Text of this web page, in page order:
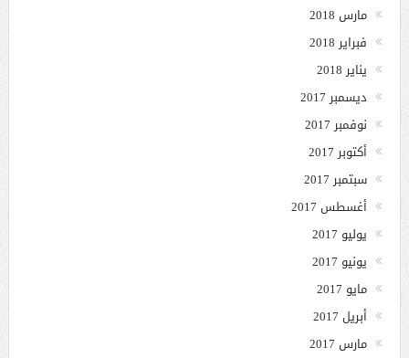
مارس 2018
فبراير 2018
يناير 2018
ديسمبر 2017
نوفمبر 2017
أكتوبر 2017
سبتمبر 2017
أغسطس 2017
يوليو 2017
يونيو 2017
مايو 2017
أبريل 2017
مارس 2017